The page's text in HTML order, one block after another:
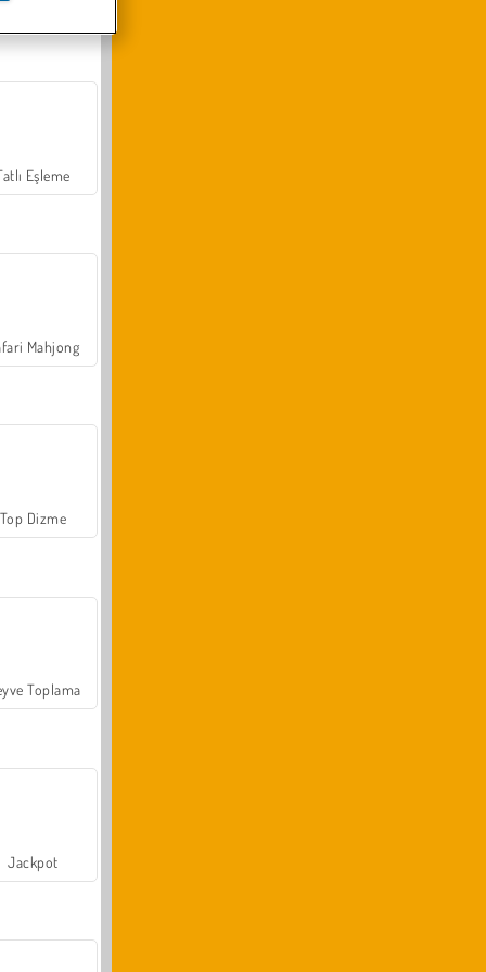
Eşleme
Mahjong
Top Dizme
Toplama
Jackpot